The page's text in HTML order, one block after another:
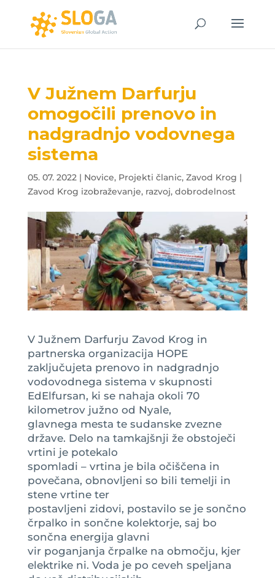
V Južnem Darfurju
omogočili prenovo in
nadgradnjo vodovnega
sistema
05. 07. 2022| Novice, Projekti članic, Zavod Krog |
Zavod Krog izobraževanje, razvoj, dobrodelnost
V Južnem Darfurju Zavod Krog in
partnerska organizacija HOPE
zaključujeta prenovo in nadgradnjo
vodovodnega sistema v skupnosti
EdElfursan, ki se nahaja okoli 70
kilometrov južno od Nyale,
glavnega mesta te sudanske zvezne
države. Delo na tamkajšnji že obstoječi
vrtini je potekalo
spomladi – vrtina je bila očiščena in
povečana, obnovljeni so bili temelji in
stene vrtine ter
postavljeni zidovi, postavilo se je sončno
črpalko in sončne kolektorje, saj bo
sončna energija glavni
vir poganjanja črpalke na območju, kjer
elektrike ni. Voda je po ceveh speljana